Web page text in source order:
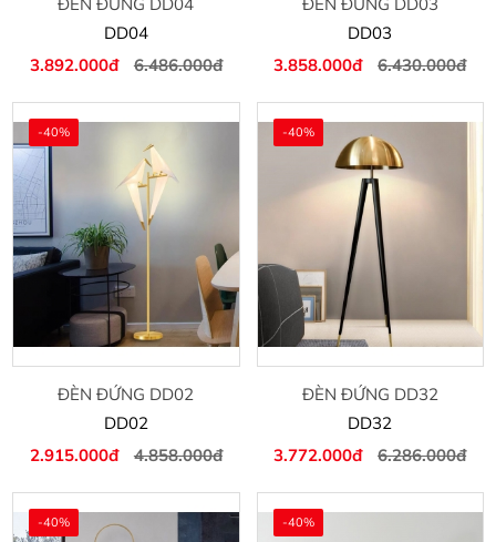
DD04
3.892.000đ
6.486.000đ
DD03
3.858.000đ
6.430.000đ
-40%
ĐÈN ĐỨNG DD02
DD02
2.915.000đ
4.858.000đ
-40%
ĐÈN ĐỨNG DD32
DD32
3.772.000đ
6.286.000đ
-40% -40%